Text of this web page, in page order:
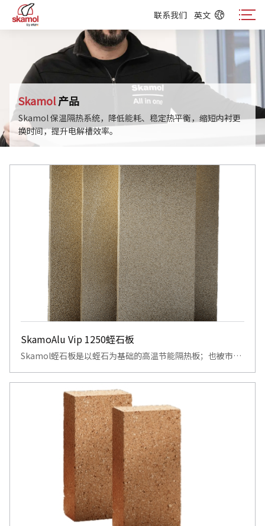
联系我们 英文
联系我们 英文
Skamol产品
Skamol 保温隔热系统，降低能耗、稳定热平衡，缩短内衬更
换时间，提升电解槽效率。
SkamoAlu Vip 1250蛭石板
Skamol蛭石板是以蛭石为基础的高温节能隔热板；也被市场
所知道为抗腐蚀保温板。不仅耐高温，且兼具低导热性、优异
抗热震性及易安装特性，广泛应用于工业窑炉、锅炉及耐火结
构，显著降低能耗并提升热效率。